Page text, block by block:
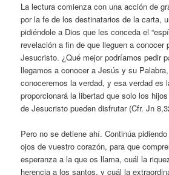
La lectura comienza con una acción de
por la fe de los destinatarios de la carta,
pidiéndole a Dios que les conceda el
revelación a fin de que lleguen a conocer
Jesucristo. ¿Qué mejor podríamos pedir
llegamos a conocer a Jesús y su
conoceremos la verdad, y esa verdad es
proporcionará la libertad que solo los
de Jesucristo pueden disfrutar (Cfr. Jn
Pero no se detiene ahí. Continúa
ojos de vuestro corazón, para que
esperanza a la que os llama, cuál la
herencia a los santos, y cuál la